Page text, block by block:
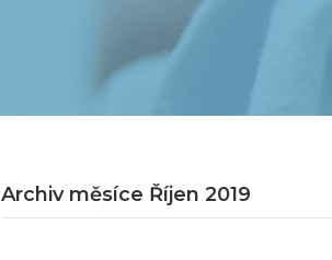
Archiv měsíce Říjen 2019